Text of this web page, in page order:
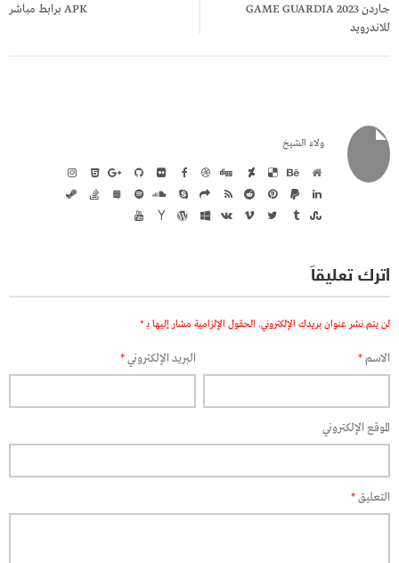
جاردن GAME GUARDIA 2023
للاندرويد
APK برابط مباشر
ولاء الشيخ
اترك تعليقاً
لن يتم نشر عنوان بريدك الإلكتروني. الحقول الإلزامية مشار إليها بـ *
الاسم* البريد الإلكتروني*
الموقع الإلكتروني
التعليق*